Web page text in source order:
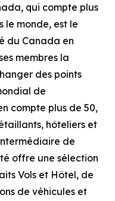
qui compte plus
le monde, est le
du Canada en
membres la
des points
de
compte plus de 50,
hôteliers et
de
offre une sélection
Vols et Hôtel, de
de véhicules et